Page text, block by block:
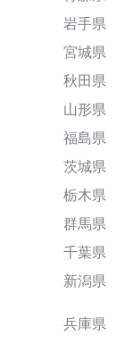
岩手県
宮城県
秋田県
山形県
福島県
茨城県
栃木県
群馬県
千葉県
新潟県
兵庫県